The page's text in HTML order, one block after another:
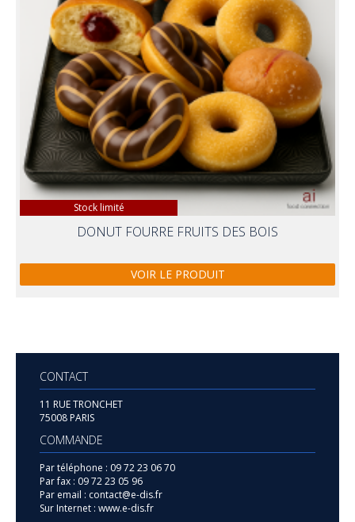
Stock limité
DONUT FOURRE FRUITS DES BOIS
VOIR LE PRODUIT
CONTACT
11 RUE TRONCHET
75008 PARIS
COMMANDE
Par téléphone : 09 72 23 06 70
Par fax : 09 72 23 05 96
Par email : contact@e-dis.fr
Sur Internet : www.e-dis.fr